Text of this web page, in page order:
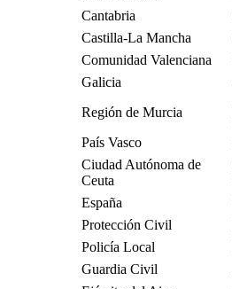
Cantabria
Castilla-La Mancha
Comunidad Valenciana
Galicia
Región de Murcia
País Vasco
Ciudad Autónoma de
Ceuta
España
Protección Civil
Policía Local
Guardia Civil